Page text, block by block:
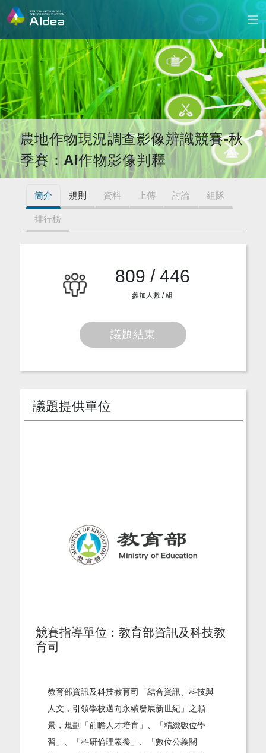
農地作物現況調查影像辨識競賽-秋
季賽：AI作物影像判釋
簡介 規則 資料 上傳 討論 組隊
排行榜
809 / 446
參加人數 / 組
議題結束
議題提供單位
競賽指導單位：教育部資訊及科技教
育司
教育部資訊及科技教育司「結合資訊、科技與
人文，引領學校邁向永續發展新世紀」之願
景，規劃「前瞻人才培育」、「精緻數位學
習」、「科研倫理素養」、「數位公義關